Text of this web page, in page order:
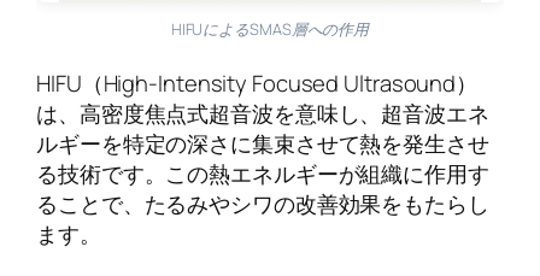
HIFUによるSMAS層への作用
HIFU（High-Intensity Focused Ultrasound）
は、高密度焦点式超音波を意味し、超音波エネ
ルギーを特定の深さに集束させて熱を発生させ
る技術です。この熱エネルギーが組織に作用す
ることで、たるみやシワの改善効果をもたらし
ます。